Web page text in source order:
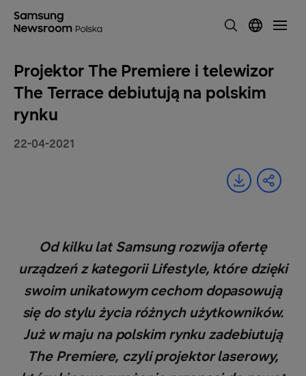
Projektor The Premiere i telewizor
The Terrace debiutują na polskim
rynku
22-04-2021
Od kilku lat Samsung rozwija ofertę
urządzeń z kategorii Lifestyle, które dzięki
swoim unikatowym cechom dopasowują
się do stylu życia różnych użytkowników.
Już w maju na polskim rynku zadebiutują
The Premiere, czyli projektor laserowy,